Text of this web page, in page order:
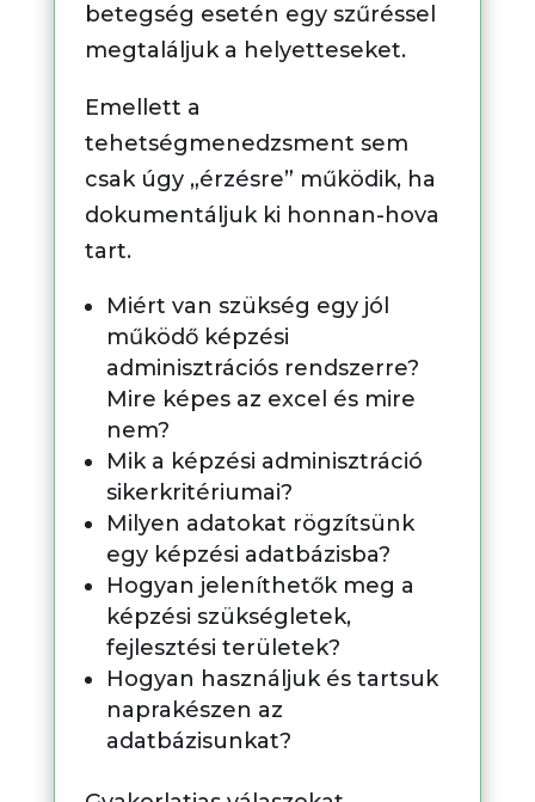
betegség esetén egy szűréssel
megtaláljuk a helyetteseket.
Emellett a
tehetségmenedzsment sem
csak úgy „érzésre” működik, ha
dokumentáljuk ki honnan-hova
tart.
Miért van szükség egy jól
működő képzési
adminisztrációs rendszerre?
Mire képes az excel és mire
nem?
Mik a képzési adminisztráció
sikerkritériumai?
Milyen adatokat rögzítsünk
egy képzési adatbázisba?
Hogyan jeleníthetők meg a
képzési szükségletek,
fejlesztési területek?
Hogyan használjuk és tartsuk
naprakészen az
adatbázisunkat?